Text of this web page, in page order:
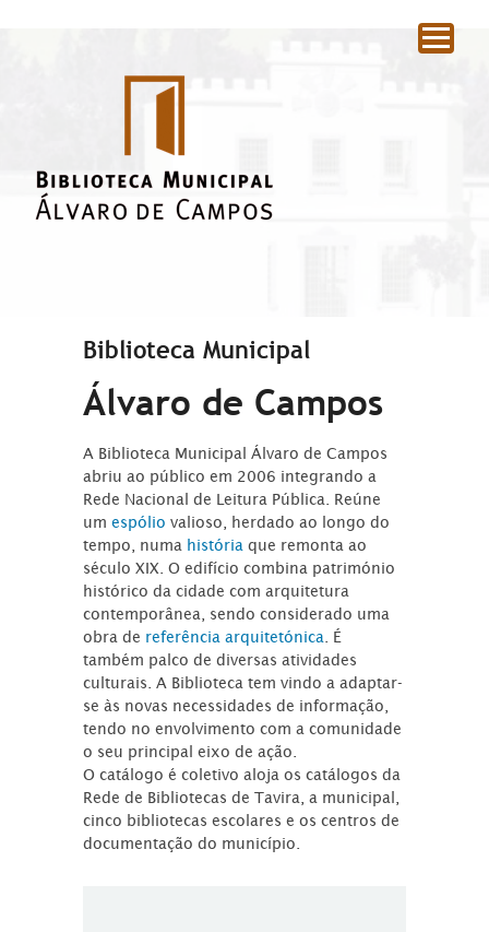
Biblioteca Municipal
Álvaro de Campos
A Biblioteca Municipal Álvaro de Campos
abriu ao público em 2006 integrando a
Rede Nacional de Leitura Pública. Reúne
umespóliovalioso, herdado ao longo do
tempo, numa história que remonta ao
século XIX. O edifício combina património
histórico da cidade com arquitetura
contemporânea, sendo considerado uma
obra de referência arquitetónica . É
também palco de diversas atividades
culturais. A Biblioteca tem vindo a adaptar-
se às novas necessidades de informação,
tendo no envolvimento com a comunidade
o seu principal eixo de ação.
O catálogo é coletivo aloja os catálogos da
Rede de Bibliotecas de Tavira, a municipal,
cinco bibliotecas escolares e os centros de
documentação do município.